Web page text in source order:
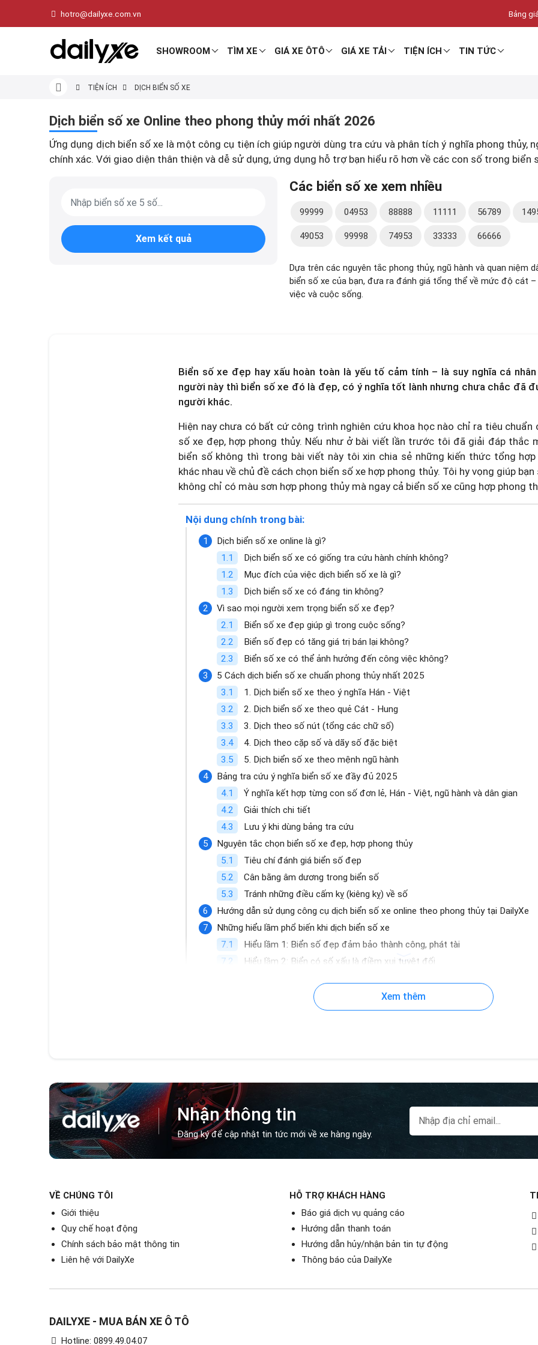
hotro@dailyxe.com.vn Bảng
SHOWROOM TÌM XE GIÁ XE ÔTÔ GIÁ XE TẢI TIỆN ÍCH TIN TỨC
TIỆN ÍCH DỊCH BIỂN SỐ XE
Dịch biển số xe Online theo phong thủy mới nhất 2026
Ứng dụng dịch biển số xe là một công cụ tiện ích giúp người dùng tra cứu và phân tích ý nghĩa phong thủy,
chính xác. Với giao diện thân thiện và dễ sử dụng, ứng dụng hỗ trợ bạn hiểu rõ hơn về các con số trong
Xem kết quả
Các biển số xe xem nhiều
99999 04953 88888 11111 56789
49053 99998 74953 33333 66666
Dựa trên các nguyên tắc phong thủy, ngũ hành và quan niệm
biển số xe của bạn, đưa ra đánh giá tổng thể về mức độ cát
việc và cuộc sống.
Biển số xe đẹp hay xấu hoàn toàn là yếu tố cảm tính – là suy nghĩa cá
người này thì biển số xe đó là đẹp, có ý nghĩa tốt lành nhưng chưa chắc đã
người khác.
Hiện nay chưa có bất cứ công trình nghiên cứu khoa học nào chỉ ra tiêu chuẩn
số xe đẹp, hợp phong thủy. Nếu như ở bài viết lần trước tôi đã giải đáp thắc
biển số không thì trong bài viết này tôi xin chia sẻ những kiến thức tổng
khác nhau về chủ đề cách chọn biển số xe hợp phong thủy. Tôi hy vọng giúp
không chỉ có màu sơn hợp phong thủy mà ngay cả biển số xe cũng hợp phong
Nội dung chính trong bài:
Dịch biển số xe online là gì?
Dịch biển số xe có giống tra cứu hành chính không?
Mục đích của việc dịch biển số xe là gì?
Dịch biển số xe có đáng tin không?
Vì sao mọi người xem trọng biển số xe đẹp?
Biển số xe đẹp giúp gì trong cuộc sống?
Biển số đẹp có tăng giá trị bán lại không?
Biển số xe có thể ảnh hưởng đến công việc không?
5 Cách dịch biển số xe chuẩn phong thủy nhất 2025
1. Dịch biển số xe theo ý nghĩa Hán - Việt
2. Dịch biển số xe theo quẻ Cát - Hung
3. Dịch theo số nút (tổng các chữ số)
4. Dịch theo cặp số và dãy số đặc biệt
5. Dịch biển số xe theo mệnh ngũ hành
Bảng tra cứu ý nghĩa biển số xe đầy đủ 2025
Ý nghĩa kết hợp từng con số đơn lẻ, Hán - Việt, ngũ hành và dân gian
Giải thích chi tiết
Lưu ý khi dùng bảng tra cứu
Nguyên tắc chọn biển số xe đẹp, hợp phong thủy
Tiêu chí đánh giá biển số đẹp
Cân bằng âm dương trong biển số
Tránh những điều cấm kỵ (kiêng kỵ) về số
Hướng dẫn sử dụng công cụ dịch biển số xe online theo phong thủy tại DailyXe
Những hiểu lầm phổ biến khi dịch biển số xe
Hiểu lầm 1: Biển số đẹp đảm bảo thành công, phát tài
Hiểu lầm 2: Biển có số xấu là điềm xui tuyệt đối
Hiểu lầm 4: Chỉ cần biển số đẹp là đủ, không quan trọng màu xe, ngày
Có nên dịch biển số trước khi mua xe không?
Tôi có thể tự dịch biển số không?
Biển số có số 4, 7 có nên tránh?
là hành động giải mã ý nghĩa phong thủy ẩn chứa
bằng công cụ trực tuyến. Người dùng thường sử dụng các website, ứng
học để phân tích các con số dựa trên ngũ hành, âm dương, và quan niệm dân
Xem thêm
Nhận thông tin
Đăng ký để cập nhật tin tức mới về xe hàng ngày.
VỀ CHÚNG TÔI
Giới thiệu
Quy chế hoạt động
Chính sách bảo mật thông tin
Liên hệ với DailyXe
HỖ TRỢ KHÁCH HÀNG
Báo giá dịch vụ quảng cáo
Hướng dẫn thanh toán
Hướng dẫn hủy/nhận bản tin tự động
Thông báo của DailyXe
DAILYXE - MUA BÁN XE Ô TÔ
Hotline: 0899.49.04.07